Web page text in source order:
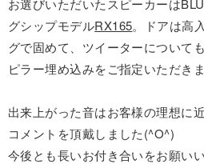
お選びいただいたスピーカーは
グシップモデルRX165。ドアは高
グで固めて、ツイーターについて
ピラー埋め込みをご指定いただきま
出来上がった音はお客様の理想に
コメントを頂戴しました(^O^)
今後とも長いお付き合いをお願い